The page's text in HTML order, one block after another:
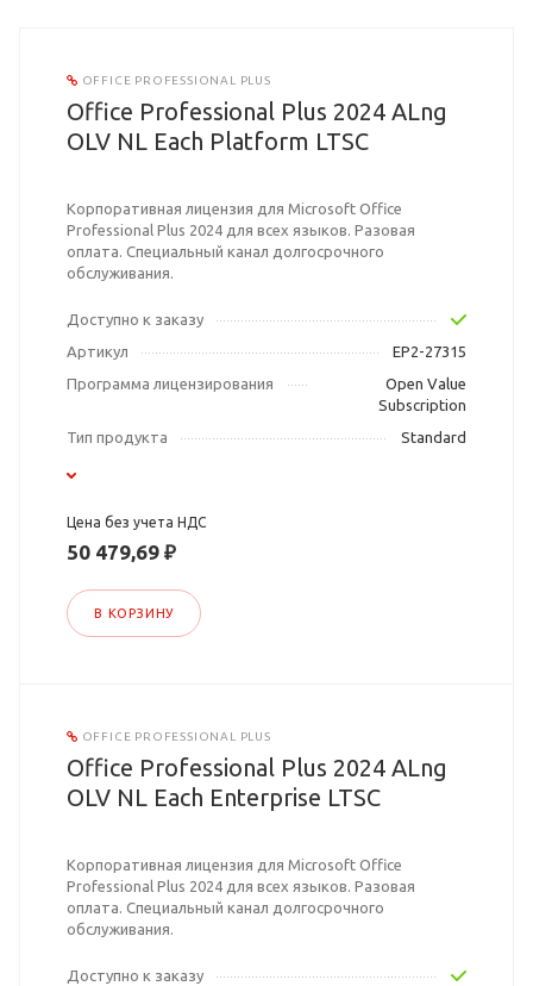
OFFICE PROFESSIONAL PLUS
Office Professional Plus 2024 ALng
OLV NL Each Platform LTSC
Корпоративная лицензия для Microsoft Office
Professional Plus 2024 для всех языков. Разовая
оплата. Специальный канал долгосрочного
обслуживания.
Доступно к заказу
Артикул
EP2-27315
Программа лицензирования
Open Value
Subscription
Тип продукта
Standard
Цена без учета НДС
50 479,69 ₽
В КОРЗИНУ
OFFICE PROFESSIONAL PLUS
Office Professional Plus 2024 ALng
OLV NL Each Enterprise LTSC
Корпоративная лицензия для Microsoft Office
Professional Plus 2024 для всех языков. Разовая
оплата. Специальный канал долгосрочного
обслуживания.
Доступно к заказу